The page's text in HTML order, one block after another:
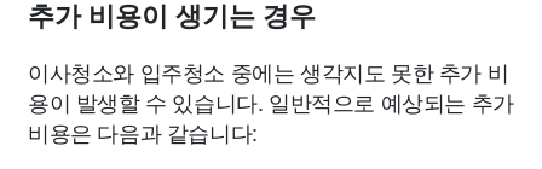
추가 비용이 생기는 경우
이사청소와 입주청소 중에는 생각지도 못한 추가 비
용이 발생할 수 있습니다. 일반적으로 예상되는 추가
비용은 다음과 같습니다: